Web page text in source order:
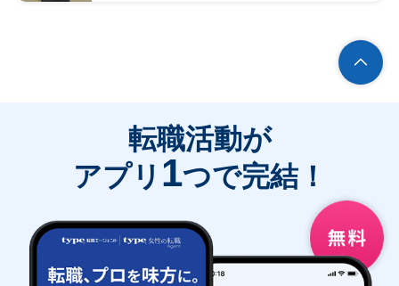
転職活動が
アプリ 1つで完結！